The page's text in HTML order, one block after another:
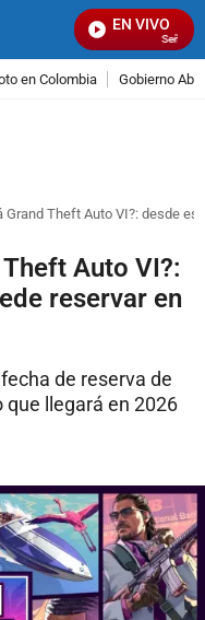
EN VIVO
Señal
en Colombia Gobierno
Grand Theft Auto VI?: desde
Auto VI?:
reservar en
de reserva de
que llegará en 2026